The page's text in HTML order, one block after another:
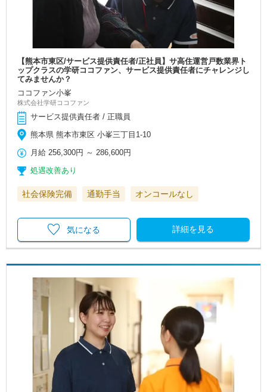
【熊本市東区/サービス提供責任者/正社員】サ高住運営戸数業界ト
ップクラスの学研ココファン、サービス提供責任者にチャレンジし
てみませんか？
ココファン小峯
株式会社学研ココファン
サービス提供責任者 / 正職員
熊本県 熊本市東区 小峯三丁目1-10
月給 256,300円 ～286,600円
処遇改善あり
社会保険完備 通勤手当 オンコールなし
詳細を見る
気になる